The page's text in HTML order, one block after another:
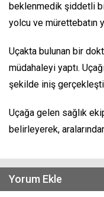
beklenmedik şiddetli
yolcu ve mürettebatın
Uçakta bulunan bir
müdahaleyi yaptı.
şekilde iniş
Uçağa gelen sağlık
belirleyerek,
Yorum Ekle